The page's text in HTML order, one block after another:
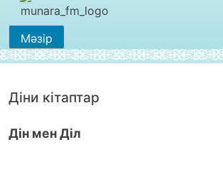
Мәзір
Діни кітаптар
Дін мен Діл